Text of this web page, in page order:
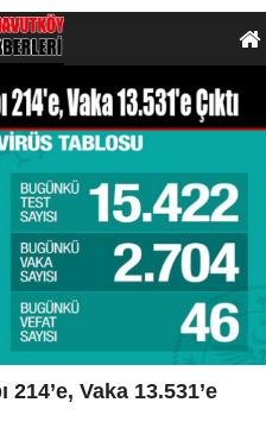
Vaka 13.531’e